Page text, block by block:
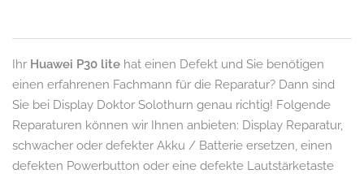
Ihr Huawei P30 lite hat einen Defekt und Sie benötigen
einen erfahrenen Fachmann für die Reparatur? Dann sind
Sie bei Display Doktor Solothurn genau richtig! Folgende
Reparaturen können wir Ihnen anbieten: Display Reparatur,
schwacher oder defekter Akku / Batterie ersetzen, einen
defekten Powerbutton oder eine defekte Lautstärketaste